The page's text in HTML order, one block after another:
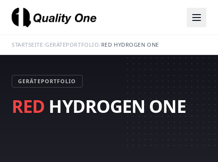
STARTSEITE/GERÄTEPORTFOLIO/RED HYDROGEN ONE
GERÄTEPORTFOLIO
RED HYDROGEN ONE